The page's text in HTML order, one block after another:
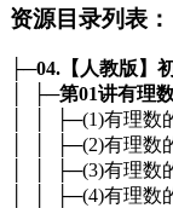
资源目录列表：
├─04.【人教版】
│ ├─第01讲有理
│ │ ├─(1)有理数
│ │ ├─(2)有理数
│ │ ├─(3)有理数
│ │ ├─(4)有理数